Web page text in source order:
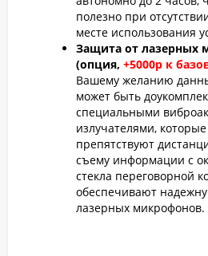
полезно при
месте использования
Защита от лазерных
(опция, +5000р к
Вашему желанию
может быть
специальными
излучателями, которые
препятствуют
съему информации с
стекла переговорной
обеспечивают
лазерных микрофонов.